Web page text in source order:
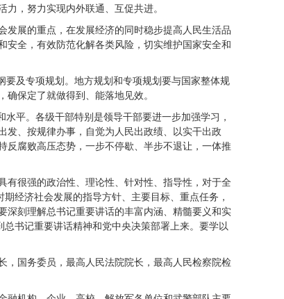
，努力实现内外联通、互促共进。
发展的重点，在发展经济的同时稳步提高人民生活品
安全，有效防范化解各类风险，切实维护国家安全和
要及专项规划。地方规划和专项规划要与国家整体规
保定了就做得到、能落地见效。
平。各级干部特别是领导干部要进一步加强学习，
发、按规律办事，自觉为人民出政绩、以实干出政
反腐败高压态势，一步不停歇、半步不退让，一体推
有很强的政治性、理论性、针对性、指导性，对于全
经济社会发展的指导方针、主要目标、重点任务，
深刻理解总书记重要讲话的丰富内涵、精髓要义和实
书记重要讲话精神和党中央决策部署上来。要学以
，国务委员，最高人民法院院长，最高人民检察院检